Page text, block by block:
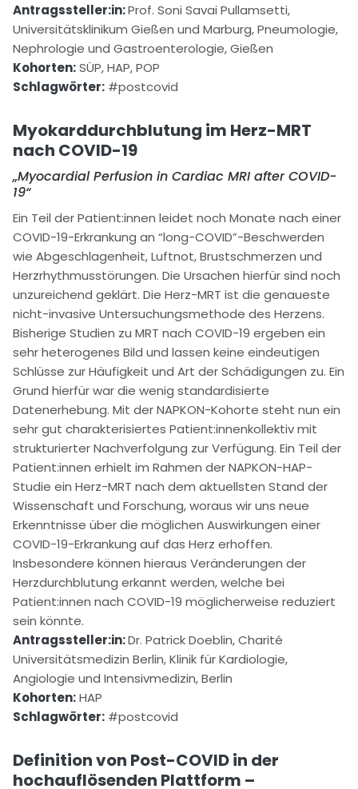
Antragssteller:in:Prof. Soni Savai Pullamsetti,
Universitätsklinikum Gießen und Marburg, Pneumologie,
Nephrologie und Gastroenterologie, Gießen
Kohorten:SÜP, HAP, POP
Schlagwörter: #postcovid
Myokarddurchblutung im Herz-MRT
nach COVID-19
„Myocardial Perfusion in Cardiac MRI after COVID-
19“
Ein Teil der Patient:innen leidet noch Monate nach einer
COVID-19-Erkrankung an “long-COVID”-Beschwerden
wie Abgeschlagenheit, Luftnot, Brustschmerzen und
Herzrhythmusstörungen. Die Ursachen hierfür sind noch
unzureichend geklärt. Die Herz-MRT ist die genaueste
nicht-invasive Untersuchungsmethode des Herzens.
Bisherige Studien zu MRT nach COVID-19 ergeben ein
sehr heterogenes Bild und lassen keine eindeutigen
Schlüsse zur Häufigkeit und Art der Schädigungen zu. Ein
Grund hierfür war die wenig standardisierte
Datenerhebung. Mit der NAPKON-Kohorte steht nun ein
sehr gut charakterisiertes Patient:innenkollektiv mit
strukturierter Nachverfolgung zur Verfügung. Ein Teil der
Patient:innen erhielt im Rahmen der NAPKON-HAP-
Studie ein Herz-MRT nach dem aktuellsten Stand der
Wissenschaft und Forschung, woraus wir uns neue
Erkenntnisse über die möglichen Auswirkungen einer
COVID-19-Erkrankung auf das Herz erhoffen.
Insbesondere können hieraus Veränderungen der
Herzdurchblutung erkannt werden, welche bei
Patient:innen nach COVID-19 möglicherweise reduziert
sein könnte.
Antragssteller:in:Dr. Patrick Doeblin, Charité
Universitätsmedizin Berlin, Klinik für Kardiologie,
Angiologie und Intensivmedizin, Berlin
Kohorten:HAP
Schlagwörter: #postcovid
Definition von Post-COVID in der
hochauflösenden Plattform –